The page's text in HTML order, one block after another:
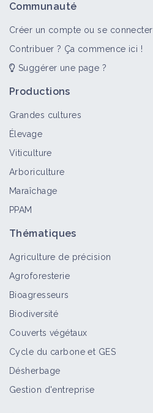
Communauté
Créer un compte ou se connecter
Contribuer ? Ça commence ici !
Suggérer une page ?
Productions
Grandes cultures
Élevage
Viticulture
Arboriculture
Maraîchage
PPAM
Thématiques
Agriculture de précision
Agroforesterie
Bioagresseurs
Biodiversité
Couverts végétaux
Cycle du carbone et GES
Désherbage
Gestion d'entreprise